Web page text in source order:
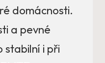
domácnosti.
a pevné
stabilní i při